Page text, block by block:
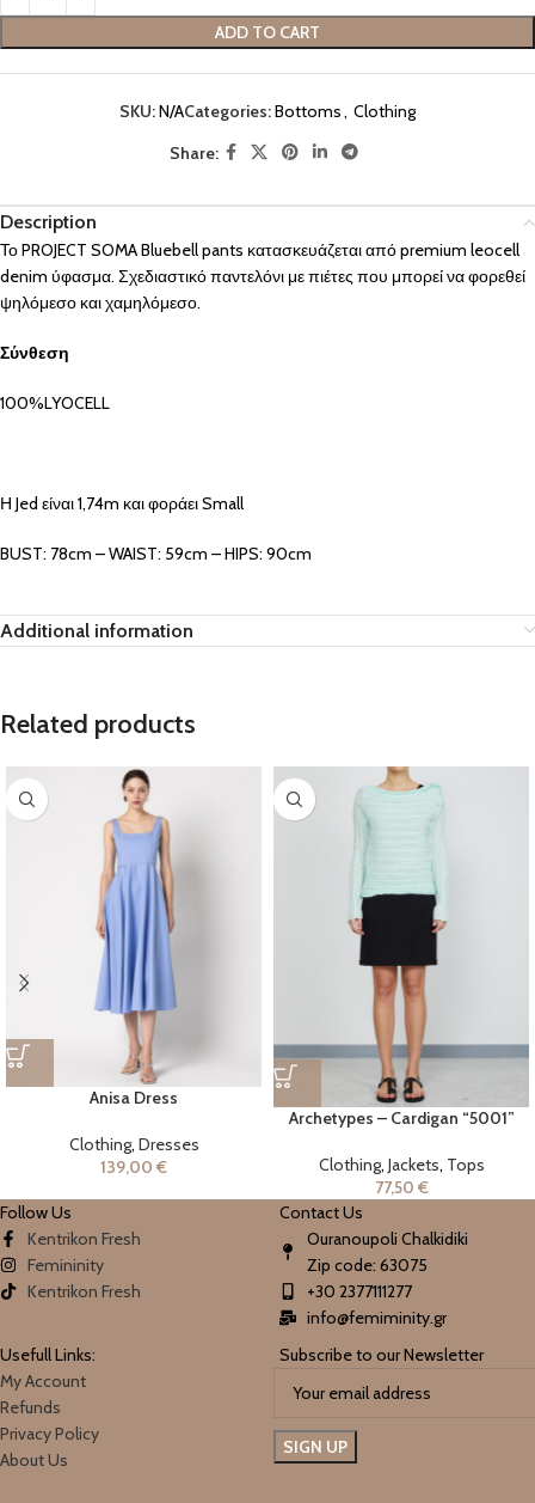
ADD TO CART
SKU:N/ACategories:Bottoms, Clothing
Share:
Description
Το PROJECT SOMA Bluebell pants κατασκευάζεται από premium leocell
denim ύφασμα. Σχεδιαστικό παντελόνι με πιέτες που μπορεί να φορεθεί
ψηλόμεσο και χαμηλόμεσο.
Σύνθεση
100%LYOCELL
Η Jed είναι 1,74m και φοράει Small
BUST: 78cm – WAIST: 59cm – HIPS: 90cm
Additional information
Related products
Anisa Dress
Clothing, Dresses
139,00 €
Archetypes – Cardigan “5001”
Clothing, Jackets, Tops
77,50 €
Follow Us
Contact Us
Kentrikon Fresh
Femininity
Kentrikon Fresh
Ouranoupoli Chalkidiki
Zip code: 63075
+30 2377111277
info@femiminity.gr
Usefull Links:
Subscribe to our Newsletter
My Account
Refunds
Privacy Policy
About Us